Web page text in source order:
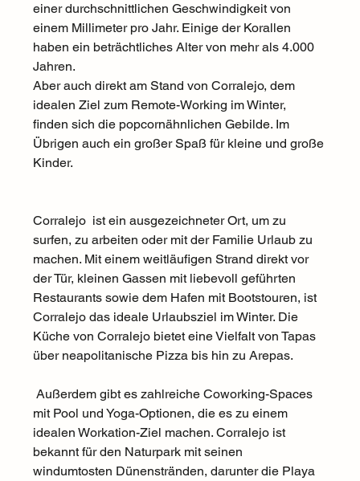
einer durchschnittlichen Geschwindigkeit von
einem Millimeter pro Jahr. Einige der Korallen
haben ein beträchtliches Alter von mehr als 4.000
Jahren.
Aber auch direkt am Stand von Corralejo, dem
idealen Ziel zum Remote-Working im Winter,
finden sich die popcornähnlichen Gebilde. Im
Übrigen auch ein großer Spaß für kleine und große
Kinder.
Corralejo  ist ein ausgezeichneter Ort, um zu
surfen, zu arbeiten oder mit der Familie Urlaub zu
machen. Mit einem weitläufigen Strand direkt vor
der Tür, kleinen Gassen mit liebevoll geführten
Restaurants sowie dem Hafen mit Bootstouren, ist
Corralejo das ideale Urlaubsziel im Winter. Die
Küche von Corralejo bietet eine Vielfalt von Tapas
über neapolitanische Pizza bis hin zu Arepas.
mit Pool und Yoga-Optionen, die es zu einem
idealen Workation-Ziel machen. Corralejo ist
bekannt für den Naturpark mit seinen
windumtosten Dünenstränden, darunter die Playa